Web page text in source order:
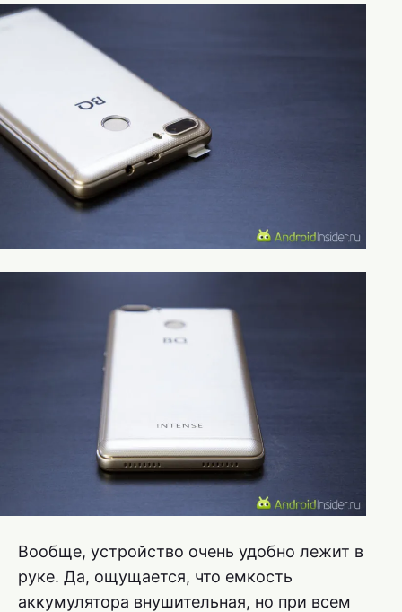
Вообще, устройство очень удобно лежит в
руке. Да, ощущается, что емкость
аккумулятора внушительная, но при всем